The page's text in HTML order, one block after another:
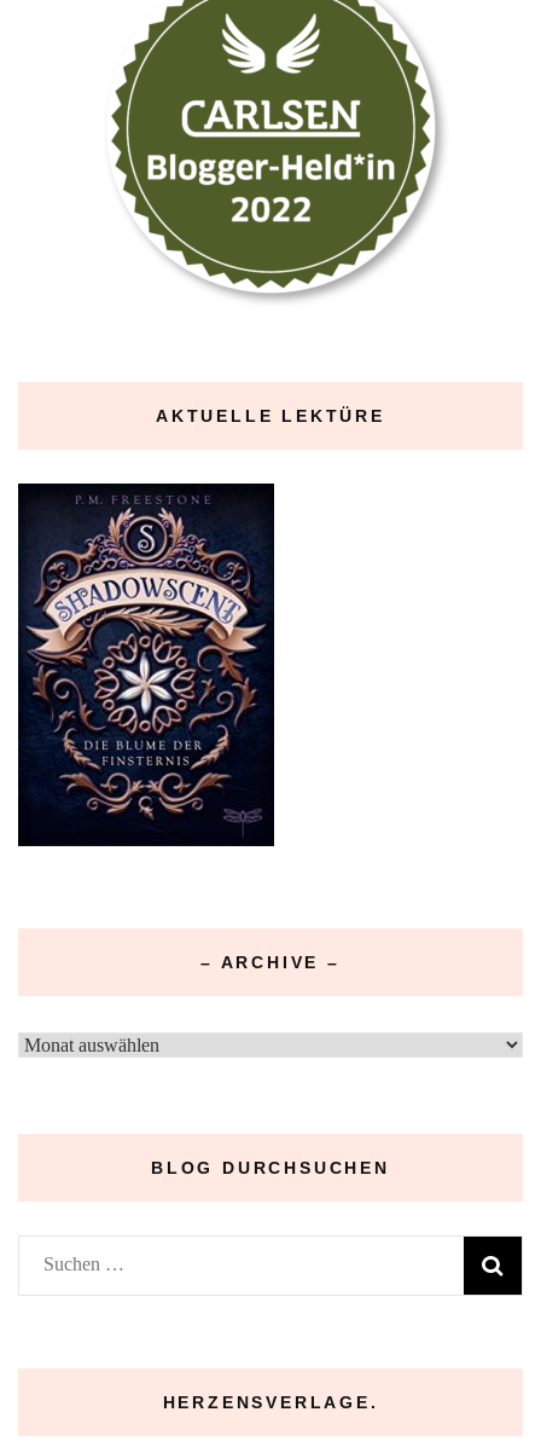
AKTUELLE LEKTÜRE
– ARCHIVE –
–
BLOG DURCHSUCHEN
Suchen
nach:
HERZENSVERLAGE.